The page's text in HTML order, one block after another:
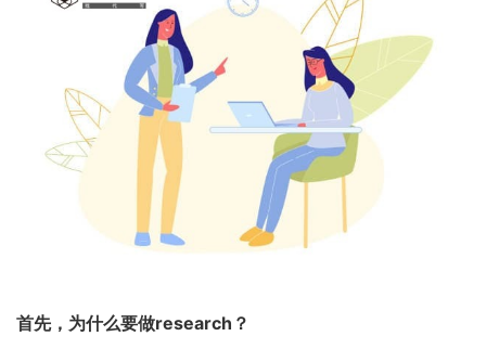
首先，为什么要做research？